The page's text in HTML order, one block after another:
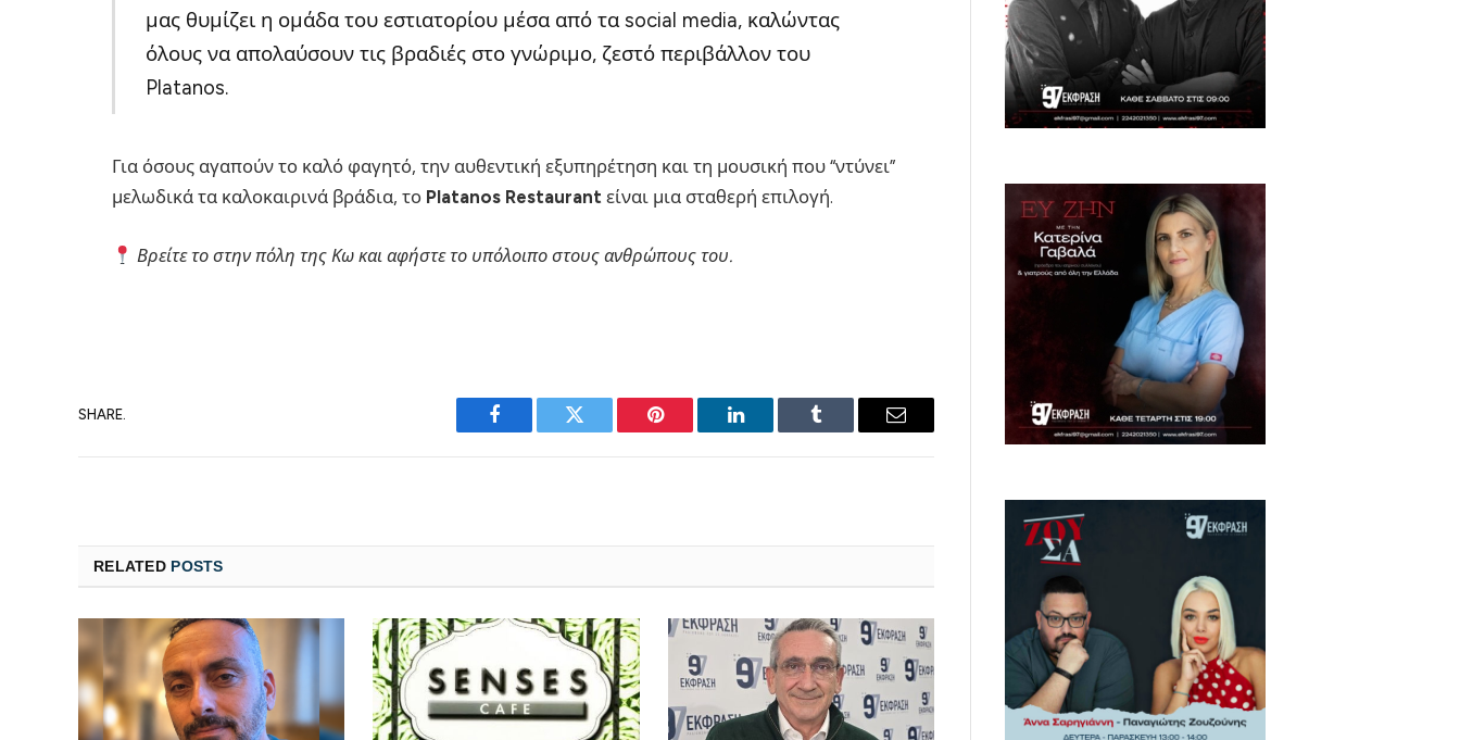
μας θυμίζει η ομάδα του εστιατορίου μέσα από τα social media, καλώντας
όλους να απολαύσουν τις βραδιές στο γνώριμο, ζεστό περιβάλλον του
Platanos.
Για όσους αγαπούν το καλό φαγητό, την αυθεντική εξυπηρέτηση και τη μουσική που “ντύνει”
μελωδικά τα καλοκαιρινά βράδια, το Platanos Restaurant είναι μια σταθερή επιλογή.
Βρείτε το στην πόλη της Κω και αφήστε το υπόλοιπο στους ανθρώπους του.
SHARE.
Facebook Twitter Pinterest LinkedIn Tumblr Email
RELATED POSTS